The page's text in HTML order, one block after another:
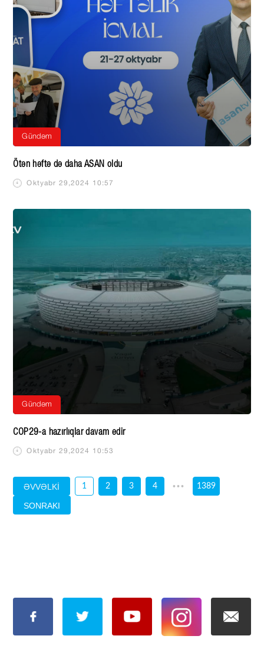
Ötən həftə də daha ASAN oldu
Oktyabr 29,2024 10:57
Gündəm
COP29-a hazırlıqlar davam edir
Oktyabr 29,2024 10:53
Gündəm
ƏVVƏLKİ 1 2 3 4 ••• 1389
SONRAKI